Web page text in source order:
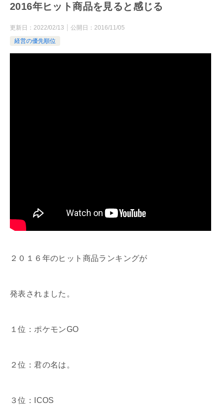
2016年ヒット商品を見ると感じる
更新日： 2022/02/13 公開日： 2016/11/05
経営の優先順位
２０１６年のヒット商品ランキングが
発表されました。
１位：ポケモンGO
２位：君の名は。
３位：ICOS